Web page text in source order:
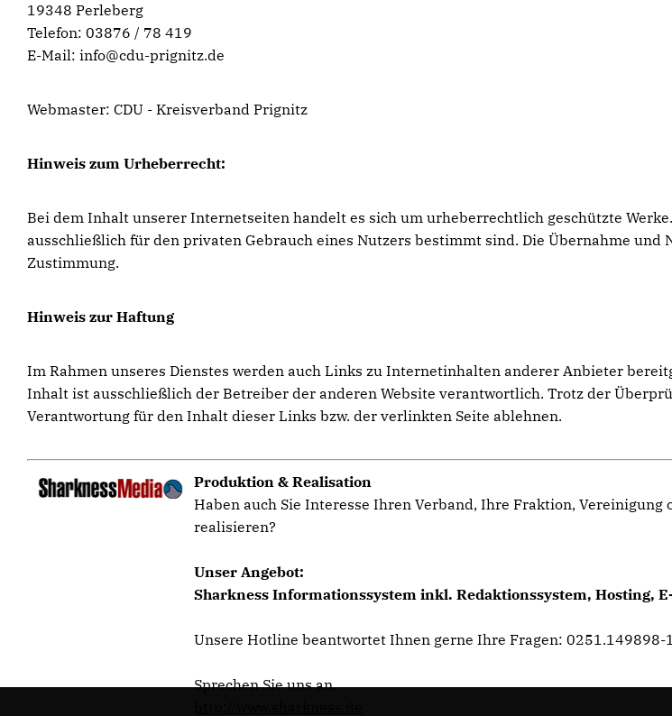
19348 Perleberg
Telefon: 03876 / 78 419
E-Mail: info@cdu-prignitz.de
Webmaster: CDU - Kreisverband Prignitz
Hinweis zum Urheberrecht:
Bei dem Inhalt unserer Internetseiten handelt es sich um urheberrechtlich geschützte
ausschließlich für den privaten Gebrauch eines Nutzers bestimmt sind. Die Übernahme
Zustimmung.
Hinweis zur Haftung
Im Rahmen unseres Dienstes werden auch Links zu Internetinhalten anderer Anbieter
Inhalt ist ausschließlich der Betreiber der anderen Website verantwortlich. Trotz der
Verantwortung für den Inhalt dieser Links bzw. der verlinkten Seite ablehnen.
Produktion & Realisation
Haben auch Sie Interesse Ihren Verband, Ihre Fraktion,
realisieren?
Unser Angebot:
Sharkness Informationssystem inkl. Redaktionssystem, Hosting,
Unsere Hotline beantwortet Ihnen gerne Ihre Fragen: 0251.149898-
Sprechen Sie uns an.